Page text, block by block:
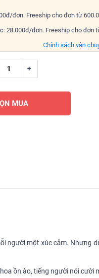
đơn. Freeship cho đơn từ
28.000đ/đơn. Freeship cho đơn
Chính sách vận
+
MUA
người một xúc cảm. Nhưng
ồn ào, tiếng người nói cười